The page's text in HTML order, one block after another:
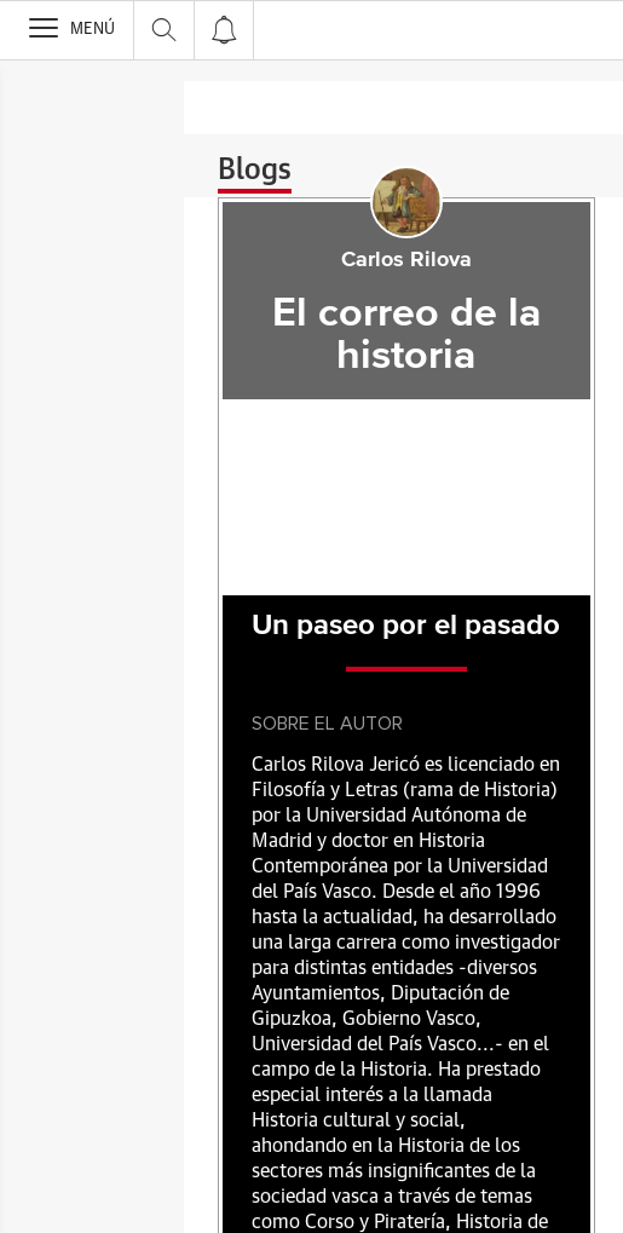
>
MENÚ
Blogs
Carlos Rilova
El correo de la
historia
Un paseo por el pasado
SOBRE EL AUTOR
Carlos Rilova Jericó es licenciado en
Filosofía y Letras (rama de Historia)
por la Universidad Autónoma de
Madrid y doctor en Historia
Contemporánea por la Universidad
del País Vasco. Desde el año 1996
hasta la actualidad, ha desarrollado
una larga carrera como investigador
para distintas entidades -diversos
Ayuntamientos, Diputación de
Gipuzkoa, Gobierno Vasco,
Universidad del País Vasco...- en el
campo de la Historia. Ha prestado
especial interés a la llamada
Historia cultural y social,
ahondando en la Historia de los
sectores más insignificantes de la
sociedad vasca a través de temas
como Corso y Piratería, Historia de